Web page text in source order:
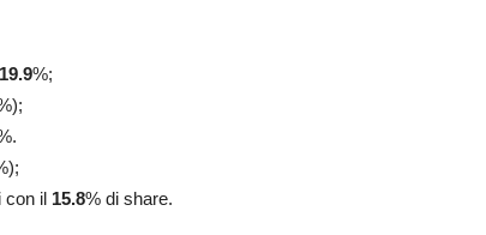
19.9%;
con il 15.8% di share.